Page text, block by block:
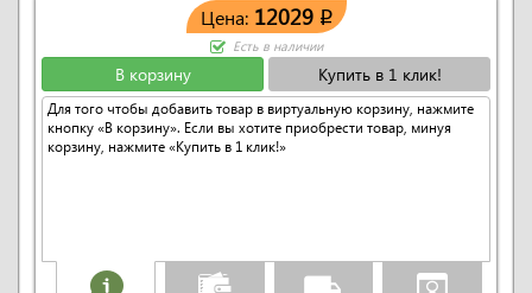
Цена: 12029 q
Есть в наличии
В корзину Купить в 1 клик!
Для того чтобы добавить товар в виртуальную корзину, нажмите
кнопку «В корзину». Если вы хотите приобрести товар, минуя
корзину, нажмите «Купить в 1 клик!»